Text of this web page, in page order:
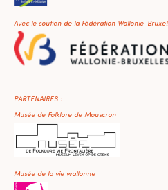
Avec le soutien de la Fédération Wallonie-
PARTENAIRES :
Musée de Folklore de Mouscron
Musée de la vie wallonne